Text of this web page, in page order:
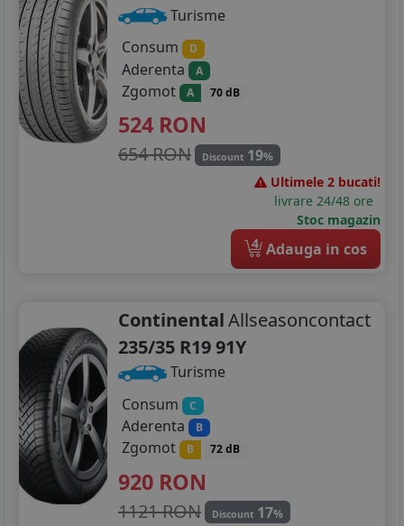
Turisme
Consum
D
Aderenta A
Zgomot A 70 dB
524 RON
654 RON Discount 19%
Ultimele 2 bucati!
livrare 24/48 ore
Stoc magazin
4 Adauga in cos
ContinentalAllseasoncontact
235/35 R19 91Y
Turisme
Consum
C
Aderenta B
Zgomot B 72 dB
920 RON
1121 RON Discount 17%